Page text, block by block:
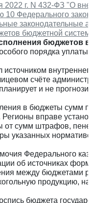
2022 г. N 432-ФЗ "О
10 Федерального
законодательные
бюджетной
бюджетов в
порядка уплаты
счёте
и не
в бюджеты сумм
Регионы вправе
от сумм штрафов,
указанных
Федерального
об источниках
между бюджетами
продукцию,
бюджета